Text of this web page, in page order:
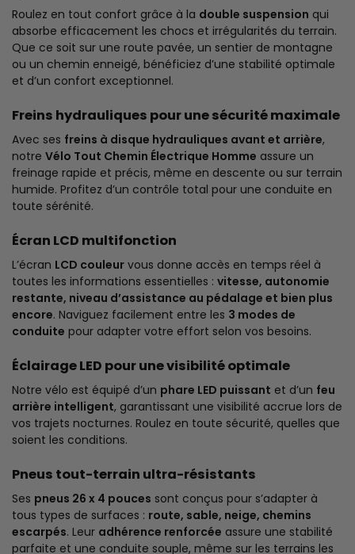
Roulez en tout confort grâce à la double suspension qui
absorbe efficacement les chocs et irrégularités du terrain.
Que ce soit sur une route pavée, un sentier de montagne
ou un chemin enneigé, bénéficiez d’une stabilité optimale
et d’un confort exceptionnel.
Freins hydrauliques pour une sécurité maximale
Avec ses freins à disque hydrauliques avant et arrière,
notre Vélo Tout Chemin Électrique Homme assure un
freinage rapide et précis, même en descente ou sur terrain
humide. Profitez d’un contrôle total pour une conduite en
toute sérénité.
Écran LCD multifonction
L’écran LCD couleur vous donne accès en temps réel à
toutes les informations essentielles : vitesse, autonomie
restante, niveau d’assistance au pédalage et bien plus
encore. Naviguez facilement entre les 3 modes de
conduite pour adapter votre effort selon vos besoins.
Éclairage LED pour une visibilité optimale
Notre vélo est équipé d’un phare LED puissant et d’un feu
arrière intelligent, garantissant une visibilité accrue lors de
vos trajets nocturnes. Roulez en toute sécurité, quelles que
soient les conditions.
Pneus tout-terrain ultra-résistants
Ses pneus 26 x 4 pouces sont conçus pour s’adapter à
tous types de surfaces : route, sable, neige, chemins
escarpés. Leur adhérence renforcée assure une stabilité
parfaite et une conduite souple, même sur les terrains les